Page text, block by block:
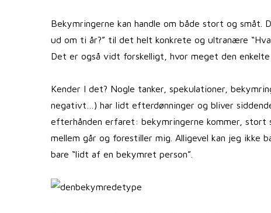
Bekymringerne kan handle om både stort og
ud om ti år?” til det helt konkrete og ultranære
Det er også vidt forskelligt, hvor meget den
Kender I det? Nogle tanker, spekulationer,
negativt…) har lidt efterdønninger og bliver
efterhånden erfaret: bekymringerne kommer,
mellem går og forestiller mig. Alligevel kan jeg ikke
bare “lidt af en bekymret person”.